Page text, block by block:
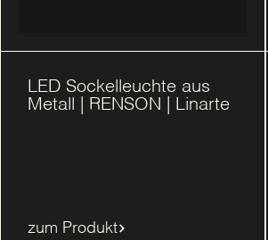
LED Sockelleuchte aus
Metall | RENSON | Linarte
zum Produkt